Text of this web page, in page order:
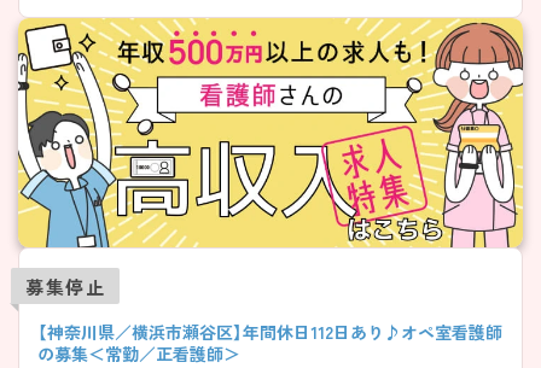
募集停止
【神奈川県／横浜市瀬谷区】年間休日112日あり♪オペ室看護師
の募集＜常勤／正看護師＞